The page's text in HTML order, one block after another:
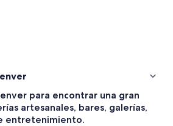
para encontrar una gran
artesanales, bares, galerías,
entretenimiento.